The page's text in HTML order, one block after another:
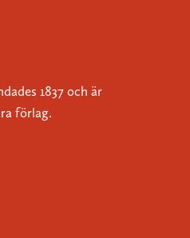
1837 och är
förlag.